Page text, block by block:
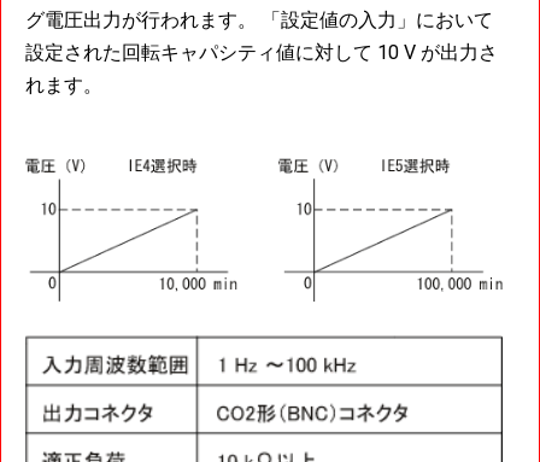
グ電圧出力が行われます。 「設定値の入力」において
設定された回転キャパシティ値に対して 10 V が出力さ
れます。